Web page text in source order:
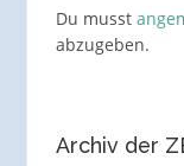
Du musst
abzugeben.
Archiv der